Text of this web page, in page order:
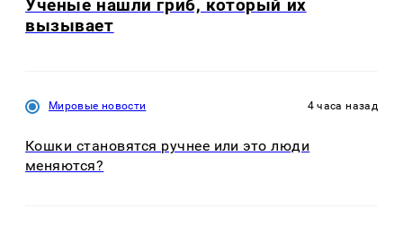
Ученые нашли гриб, который их
вызывает
Мировые новости 4 часа назад
Кошки становятся ручнее или это люди
меняются?